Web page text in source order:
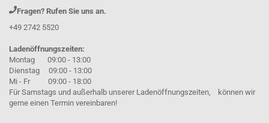
Fragen? Rufen Sie uns an.
+49 2742 5520
Ladenöffnungszeiten:
Montag 09:00 - 13:00
Dienstag 09:00 - 13:00
Mi - Fr 09:00 - 18:00
Für Samstags und außerhalb unserer Ladenöffnungszeiten, können wir
gerne einen Termin vereinbaren!